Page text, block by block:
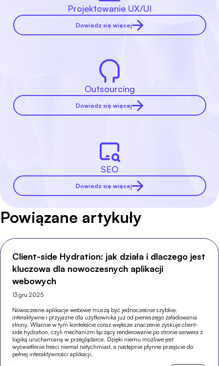
Projektowanie UX/UI
Dowiedz się więcej
Outsourcing
Dowiedz się więcej
SEO
Dowiedz się więcej
Powiązane artykuły
Client-side Hydration: jak działa i dlaczego jest
kluczowa dla nowoczesnych aplikacji
webowych
13 gru 2025
Nowoczesne aplikacje webowe muszą być jednocześnie szybkie,
interaktywne i przyjazne dla użytkownika już od pierwszego załadowania
strony. Właśnie w tym kontekście coraz większe znaczenie zyskuje client-
side hydration, czyli mechanizm łączący renderowanie po stronie serwera z
logiką uruchamianą w przeglądarce. Dzięki niemu możliwe jest
wyświetlenie treści niemal natychmiast, a następnie płynne przejście do
pełnej interaktywności aplikacji.